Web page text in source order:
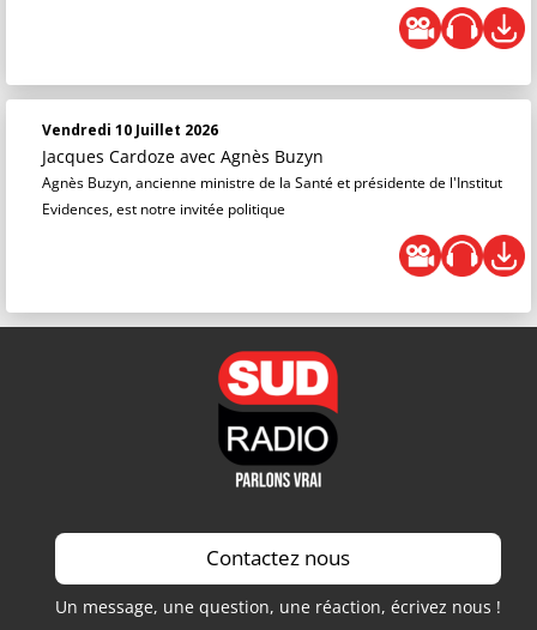
Vendredi 10 Juillet 2026
Jacques Cardoze avec Agnès Buzyn
Agnès Buzyn, ancienne ministre de la Santé et présidente de l'Institut
Evidences, est notre invitée politique
Contactez nous
Un message, une question, une réaction, écrivez nous !